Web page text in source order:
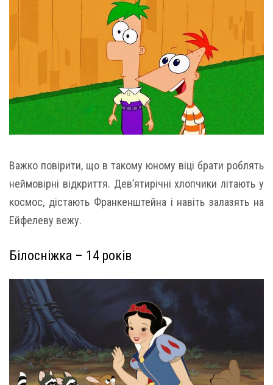
Важко повірити, що в такому юному віці брати роблять
неймовірні відкриття. Дев’ятирічні хлопчики літають у
космос, дістають Франкенштейна і навіть залазять на
Ейфелеву вежу.
Білосніжка – 14 років